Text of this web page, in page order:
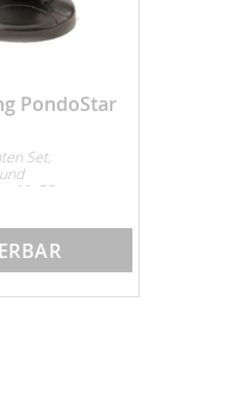
PondoStar
Set,
60x75mm,